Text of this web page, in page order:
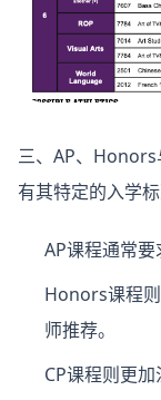
三、AP、Honors
有其特定的入学标
AP课程通常要
Honors课程
师推荐。
CP课程则更